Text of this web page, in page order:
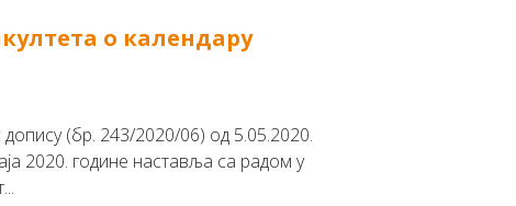
о календару
(бр. 243/2020/06) од 5.05.2020.
2020. године наставља са радом у